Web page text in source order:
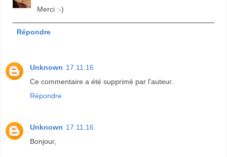
Merci :-)
Répondre
Unknown 17.11.16
Ce commentaire a été supprimé par l'auteur.
Répondre
Unknown 17.11.16
Bonjour,